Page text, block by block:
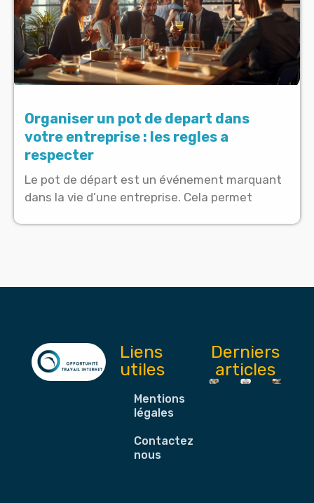
Organiser un pot de depart dans
votre entreprise : les regles a
respecter
Le pot de départ est un événement marquant
dans la vie d’une entreprise. Cela permet
Liens
utiles
Mentions
légales
Contactez-
nous
Derniers
articles